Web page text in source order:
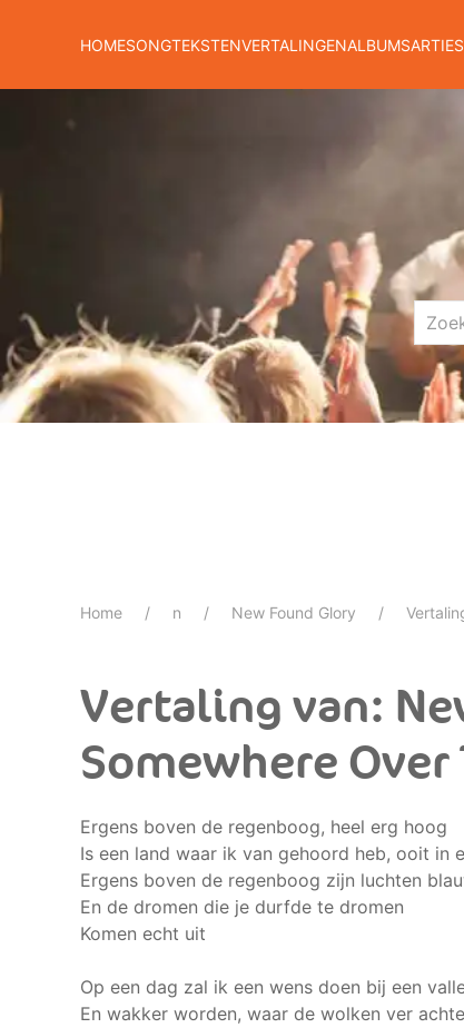
HOMESONGTEKSTENVERTALINGENALBUMS
Home n New Found Glory
Vertaling van:
Somewhere
Ergens boven de regenboog, heel erg hoog
Is een land waar ik van gehoord heb, ooit in
Ergens boven de regenboog zijn luchten
En de dromen die je durfde te dromen
Komen echt uit
Op een dag zal ik een wens doen bij een
En wakker worden, waar de wolken ver